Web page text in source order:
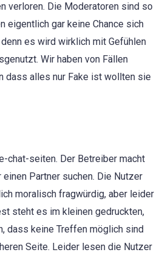
verloren. Die Moderatoren sind so
eigentlich gar keine Chance sich
es wird wirklich mit Gefühlen
Wir haben von Fällen
dass alles nur Fake ist wollten sie
chat-seiten. Der Betreiber macht
Partner suchen. Die Nutzer
moralisch fragwürdig, aber leider
steht es im kleinen gedruckten,
dass keine Treffen möglich sind
Seite. Leider lesen die Nutzer